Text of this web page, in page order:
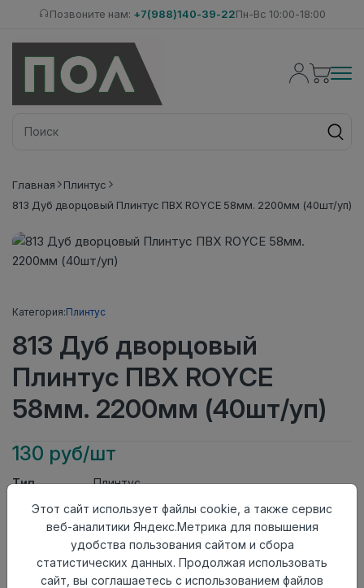
Позвоните нам: +7(988)140-39-22Пн-Вс 10:00-18:00
Главная
Плинтус
813 Дуб дворцовый Плинтус ПВХ ROYCE 58мм. 2200мм (40шт/уп)
Категория:Плинтус
813 Дуб дворцовый
Плинтус ПВХ ROYCE
58мм. 2200мм (40шт/уп)
130 руб/шт
Тип
Плинтус
Осталось921 шт
Добавить в корзину
Этот сайт использует файлы cookie, а также сервис
веб-аналитики Яндекс.Метрика для повышения
удобства пользования сайтом и сбора
статистических данных. Продолжая использовать
сайт, вы соглашаетесь с использованием файлов